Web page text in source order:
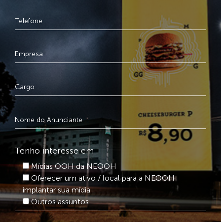
Tenho interesse em
Mídias OOH da NEOOH
Oferecer um ativo / local para a NEOOH
implantar sua mídia
Outros assuntos